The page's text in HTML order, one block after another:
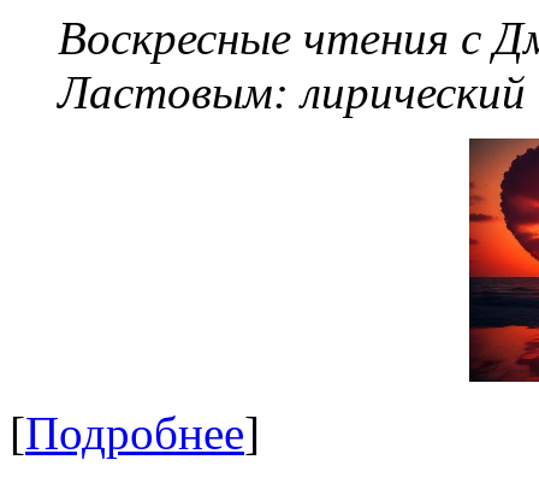
Воскресные чтения с
Ластовым:
[Подробнее]